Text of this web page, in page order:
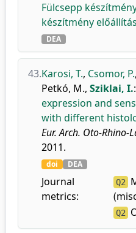
Fülcsepp
készítmény
DEA
43.Karosi, T., Csomor, P.,
Petkó, M., Sziklai, I.:
expression and
with different
Eur. Arch. Oto-Rhino-
2011.
doi DEA
Journal
metrics:
Q2
Q2